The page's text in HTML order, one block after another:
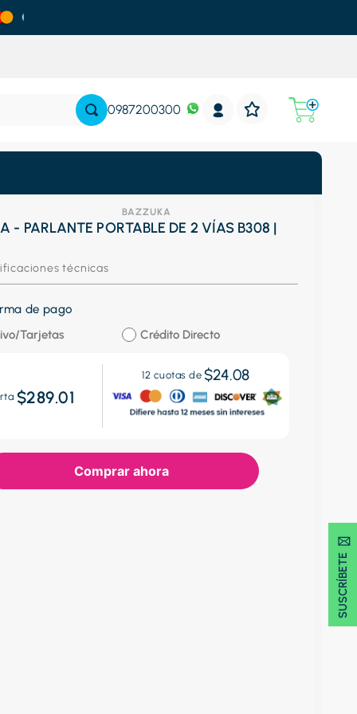
0987200300
SUSCRÍBETE 🖂
BAZZUKA
- PARLANTE PORTABLE DE 2 VÍAS B308 |
técnicas
de pago
Tarjetas
Crédito Directo
$289.01
12 cuotas de $24.08
Comprar ahora